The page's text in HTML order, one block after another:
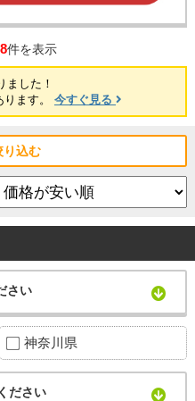
件を表示
ました！
ります。 今すぐ見る
り込む
さい
神奈川県
ださい